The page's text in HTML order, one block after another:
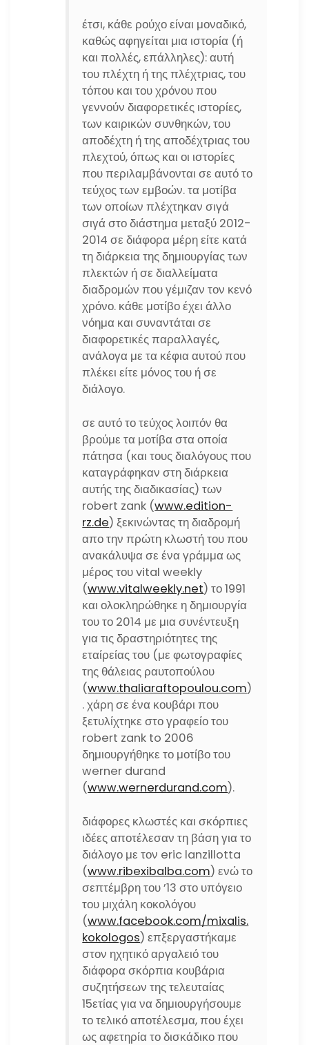
έτσι, κάθε ρούχο είναι μοναδικό,
καθώς αφηγείται μια ιστορία (ή
και πολλές, επάλληλες): αυτή
του πλέχτη ή της πλέχτριας, του
τόπου και του χρόνου που
γεννούν διαφορετικές ιστορίες,
των καιρικών συνθηκών, του
αποδέχτη ή της αποδέχτριας του
πλεχτού, όπως και οι ιστορίες
που περιλαμβάνονται σε αυτό το
τεύχος των εμβοών. τα μοτίβα
των οποίων πλέχτηκαν σιγά
σιγά στο διάστημα μεταξύ 2012-
2014 σε διάφορα μέρη είτε κατά
τη διάρκεια της δημιουργίας των
πλεκτών ή σε διαλλείματα
διαδρομών που γέμιζαν τον κενό
χρόνο. κάθε μοτίβο έχει άλλο
νόημα και συναντάται σε
διαφορετικές παραλλαγές,
ανάλογα με τα κέφια αυτού που
πλέκει είτε μόνος του ή σε
διάλογο.
σε αυτό το τεύχος λοιπόν θα
βρούμε τα μοτίβα στα οποία
πάτησα (και τους διαλόγους που
καταγράφηκαν στη διάρκεια
αυτής της διαδικασίας) των
robert zank (www.edition-
rz.de) ξεκινώντας τη διαδρομή
απο την πρώτη κλωστή του που
ανακάλυψα σε ένα γράμμα ως
μέρος του vital weekly
(www.vitalweekly.net) το 1991
και ολοκληρώθηκε η δημιουργία
του το 2014 με μια συνέντευξη
για τις δραστηριότητες της
εταίρείας του (με φωτογραφίες
της θάλειας ραυτοπούλου
(www.thaliaraftopoulou.com)
. χάρη σε ένα κουβάρι που
ξετυλίχτηκε στο γραφείο του
robert zank to 2006
δημιουργήθηκε το μοτίβο του
werner durand
(www.wernerdurand.com).
διάφορες κλωστές και σκόρπιες
ιδέες αποτέλεσαν τη βάση για το
διάλογο με τον eric lanzillotta
(www.ribexibalba.com) ενώ το
σεπτέμβρη του ’13 στο υπόγειο
του μιχάλη κοκολόγου
(www.facebook.com/mixalis.
kokologos) επξεργαστήκαμε
στον ηχητικό αργαλειό του
διάφορα σκόρπια κουβάρια
συζητήσεων της τελευταίας
15ετίας για να δημιουργήσουμε
το τελικό αποτέλεσμα, που έχει
ως αφετηρία το δισκάδικο που